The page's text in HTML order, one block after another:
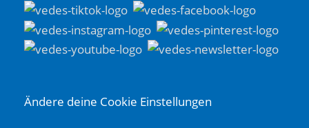
Ändere deine Cookie Einstellungen